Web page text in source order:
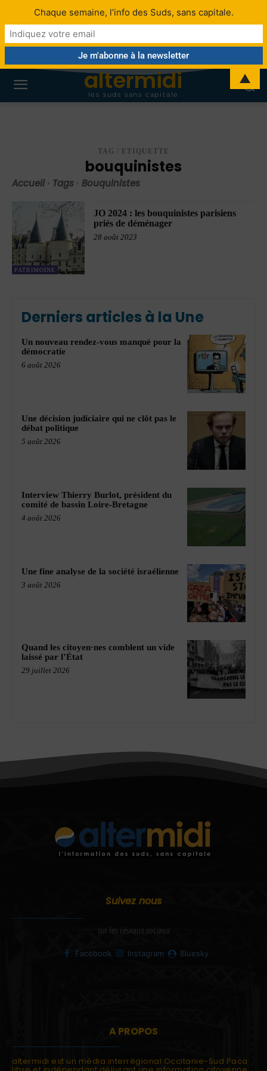
altermidi
les suds sans capitale
TAG / ETIQUETTE
bouquinistes
Accueil Tags Bouquinistes
PATRIMOINE
JO 2024 : les bouquinistes parisiens
priés de déménager
28 août 2023
Derniers articles à la Une
Un nouveau rendez-vous manqué pour la
démocratie
6 août 2026
Une décision judiciaire qui ne clôt pas le
débat politique
5 août 2026
Interview Thierry Burlot, président du
comité de bassin Loire-Bretagne
4 août 2026
Une fine analyse de la société israélienne
3 août 2026
Quand les citoyen·nes comblent un vide
laissé par l’État
29 juillet 2026
Suivez nous
sur les réseaux sociaux
Facebook Instagram Bluesky
A PROPOS
altermidi est un média interrégional Occitanie-Sud Paca
Chaque semaine, l’info des Suds, sans capitale.
▲